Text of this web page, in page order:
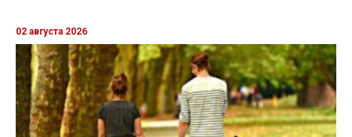
02 августа 2026